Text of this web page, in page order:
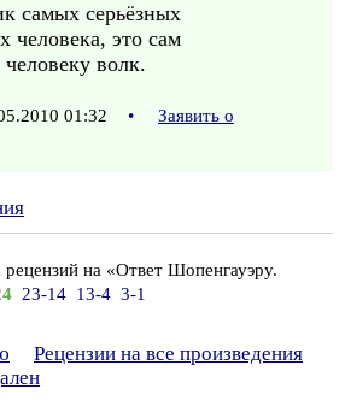
самых серьёзных
человека, это сам
волк.
01:32 •
Заявить о
на «Ответ Шопенгауэру.
23-14 13-4 3-1
Рецензии на все произведения